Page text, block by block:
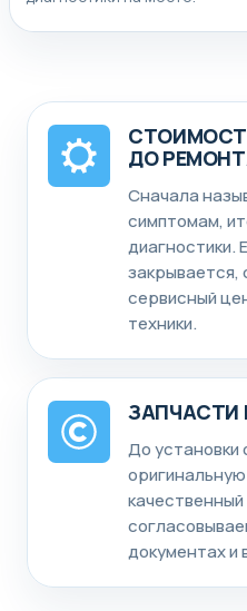
ДО
Сначала
симптомам,
диагностики.
закрывается,
сервисный
техники.
ЗАПЧАСТИ
До установки
документах и